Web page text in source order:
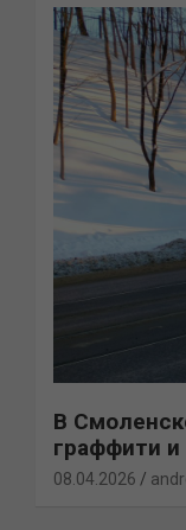
В
граффити
08.04.2026